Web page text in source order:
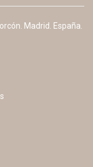
Madrid. España.